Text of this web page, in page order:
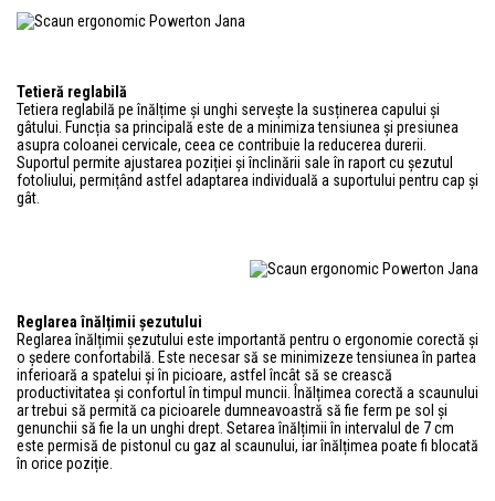
Tetieră reglabilă
Tetiera reglabilă pe înălțime și unghi servește la susținerea capului și
gâtului. Funcția sa principală este de a minimiza tensiunea și presiunea
asupra coloanei cervicale, ceea ce contribuie la reducerea durerii.
Suportul permite ajustarea poziției și înclinării sale în raport cu șezutul
fotoliului, permițând astfel adaptarea individuală a suportului pentru cap și
gât.
Reglarea înălțimii șezutului
Reglarea înălțimii șezutului este importantă pentru o ergonomie corectă și
o ședere confortabilă. Este necesar să se minimizeze tensiunea în partea
inferioară a spatelui și în picioare, astfel încât să se crească
productivitatea și confortul în timpul muncii. Înălțimea corectă a scaunului
ar trebui să permită ca picioarele dumneavoastră să fie ferm pe sol și
genunchii să fie la un unghi drept. Setarea înălțimii în intervalul de 7 cm
este permisă de pistonul cu gaz al scaunului, iar înălțimea poate fi blocată
în orice poziție.